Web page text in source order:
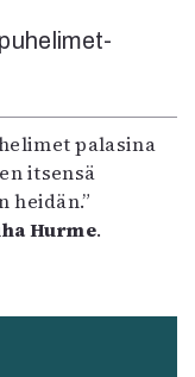
palasina
itsensä
heidän.”
Hurme.